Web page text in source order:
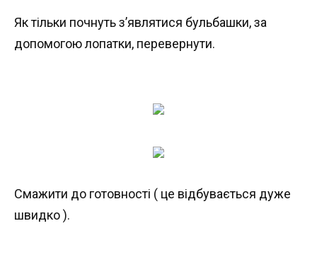
Як тільки почнуть з’являтися бульбашки, за
допомогою лопатки, перевернути.
Смажити до готовності ( це відбувається дуже
швидко ).